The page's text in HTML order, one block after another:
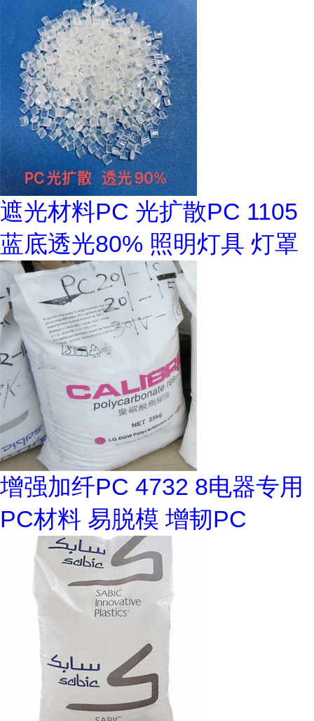
遮光材料PC 光扩散PC 1105
蓝底透光80% 照明灯具 灯罩
增强加纤PC 4732 8电器专用
PC材料 易脱模 增韧PC